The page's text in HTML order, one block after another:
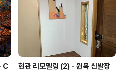
C
현관 리모델링 (2) - 원목 신발장